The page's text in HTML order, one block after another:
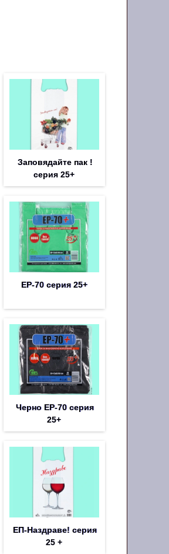
Заповядайте пак !
серия 25+
EP-70 серия 25+
Черно EP-70 серия
25+
ЕП-Наздраве! серия
25 +